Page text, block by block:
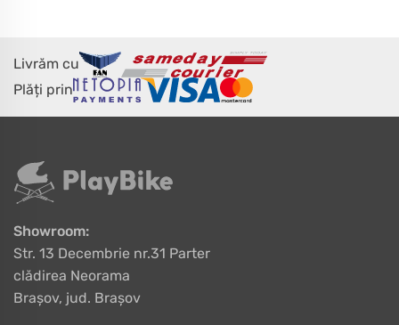
Livrăm cu
Plăți prin
Showroom:
Str. 13 Decembrie nr.31 Parter
clădirea Neorama
Brașov, jud. Brașov